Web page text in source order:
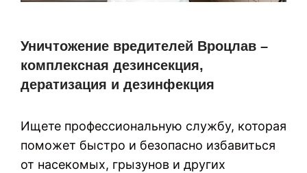
Уничтожение вредителей Вроцлав –
комплексная дезинсекция,
дератизация и дезинфекция
Ищете профессиональную службу, которая
поможет быстро и безопасно избавиться
от насекомых, грызунов и других